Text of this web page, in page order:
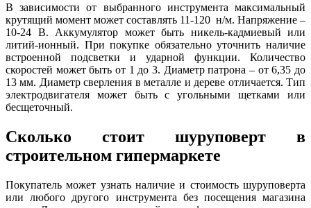
В зависимости от выбранного инструмента максимальный
крутящий момент может составлять 11-120 н/м. Напряжение –
10-24 В. Аккумулятор может быть никель-кадмиевый или
литий-ионный. При покупке обязательно уточнить наличие
встроенной подсветки и ударной функции. Количество
скоростей может быть от 1 до 3. Диаметр патрона – от 6,35 до
13 мм. Диаметр сверления в металле и дереве отличается. Тип
электродвигателя может быть с угольными щетками или
бесщеточный.
Сколько стоит шуруповерт в
строительном гипермаркете
Покупатель может узнать наличие и стоимость шуруповерта
или любого другого инструмента без посещения магазина